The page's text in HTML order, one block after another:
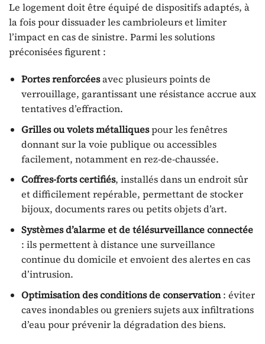
Le logement doit être équipé de dispositifs adaptés, à
la fois pour dissuader les cambrioleurs et limiter
l’impact en cas de sinistre. Parmi les solutions
préconisées figurent :
Portes renforcéesavec plusieurs points de
verrouillage, garantissant une résistance accrue aux
tentatives d’effraction.
Grilles ou volets métalliquespour les fenêtres
donnant sur la voie publique ou accessibles
facilement, notamment en rez-de-chaussée.
Coffres-forts certifiés, installés dans un endroit sûr
et difficilement repérable, permettant de stocker
bijoux, documents rares ou petits objets d’art.
Systèmes d’alarme et de télésurveillance connectée
: ils permettent à distance une surveillance
continue du domicile et envoient des alertes en cas
d’intrusion.
Optimisation des conditions de conservation: éviter
caves inondables ou greniers sujets aux infiltrations
d’eau pour prévenir la dégradation des biens.